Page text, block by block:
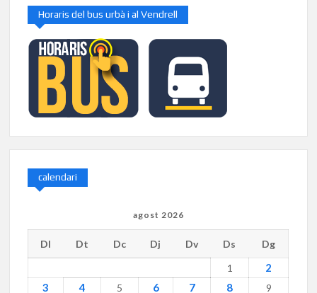
Horaris del bus urbà i al Vendrell
calendari
agost 2026
Dl Dt Dc Dj Dv Ds
Dg
1
2
3
4 5 6 7 8 9